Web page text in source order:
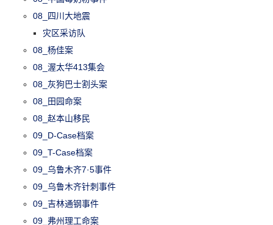
08_四川大地震
灾区采访队
08_杨佳案
08_渥太华413集会
08_灰狗巴士割头案
08_田园命案
08_赵本山移民
09_D-Case档案
09_T-Case档案
09_乌鲁木齐7·5事件
09_乌鲁木齐针刺事件
09_吉林通钢事件
09_弗州理工命案